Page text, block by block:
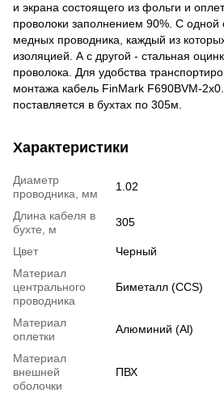
и экрана состоящего из фольги и
проволоки заполнением 90%. С одной
медных проводника, каждый из
изоляцией. А с другой - стальная
проволока. Для удобства
монтажа кабель FinMark F690BVM-
поставляется в бухтах по 305м.
Характеристики
Диаметр
проводника, мм
1.02
Длина кабеля в
бухте, м
305
Цвет
Черный
Материал
центрального
проводника
Биметалл (CCS)
Материал
оплетки
Алюминий (Al)
Материал
внешней
оболочки
ПВХ